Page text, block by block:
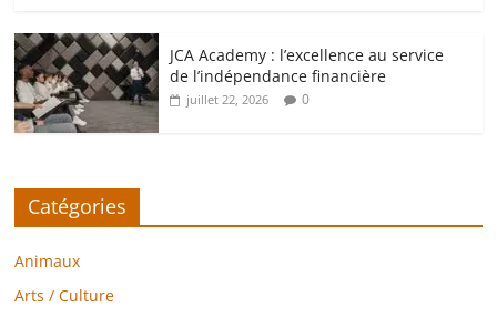
JCA Academy : l’excellence au service
de l’indépendance financière
juillet 22, 2026 0
Catégories
Animaux
Arts / Culture